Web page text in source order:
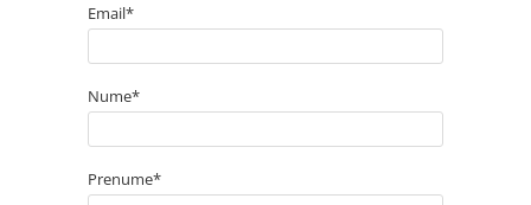
Idei de cadouri
Email*
Nume*
Prenume*